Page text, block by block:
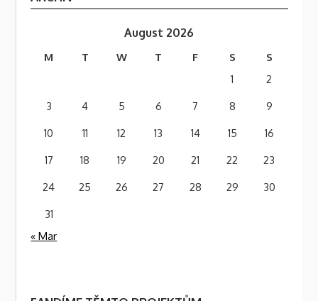
August 2026
M T W T F S
S
1
2
3
4 5 6 7 8
9
10
11 12 13 14 15
16
17
18 19 20 21 22
23
24
25 26 27 28 29
30
31
« Mar